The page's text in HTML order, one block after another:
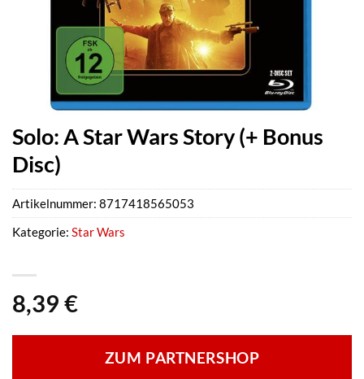
Solo: A Star Wars Story (+ Bonus
Disc)
8,39 €
ZUM PARTNERSHOP
Artikelnummer: 8717418565053
Kategorie: Star Wars